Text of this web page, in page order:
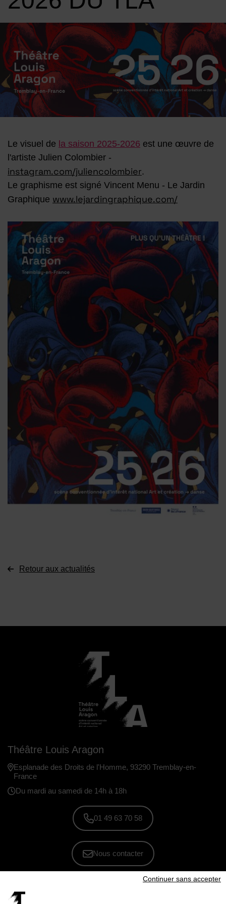
Continuer sans accepter
Le visuel de la saison 2025-2026 est une œuvre de
l'artiste Julien Colombier -
instagram.com/juliencolombier.
Le graphisme est signé Vincent Menu - Le Jardin
Graphique www.lejardingraphique.com/
Retour aux actualités
Théâtre Louis Aragon
Esplanade des Droits de l'Homme, 93290 Tremblay-en-
France
Du mardi au samedi de 14h à 18h
01 49 63 70 58
Nous contacter